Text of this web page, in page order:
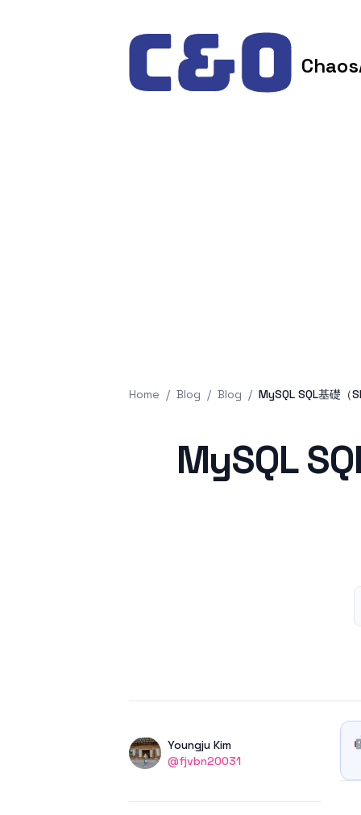
Home / Blog / Blog / MySQL SQL基礎（
MySQL
AuthorsName
Youngju Kim
Twitter
@fjvbn20031